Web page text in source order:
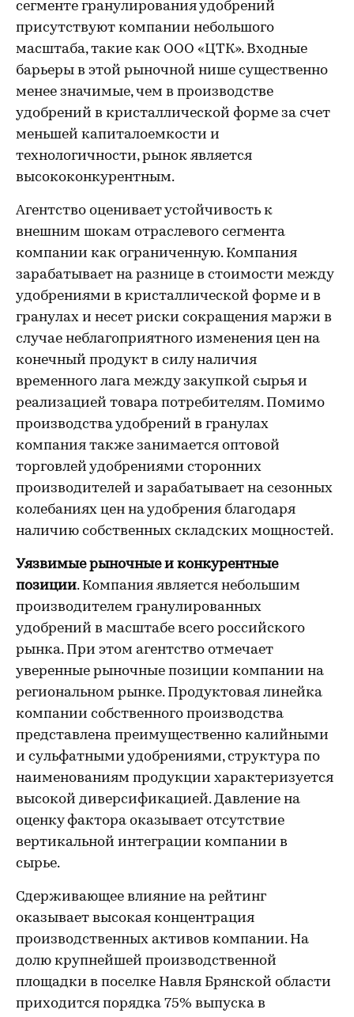
сегменте гранулирования удобрений
присутствуют компании небольшого
масштаба, такие как ООО «ЦТК». Входные
барьеры в этой рыночной нише существенно
менее значимые, чем в производстве
удобрений в кристаллической форме за счет
меньшей капиталоемкости и
технологичности, рынок является
высококонкурентным.
Агентство оценивает устойчивость к
внешним шокам отраслевого сегмента
компании как ограниченную. Компания
зарабатывает на разнице в стоимости между
удобрениями в кристаллической форме и в
гранулах и несет риски сокращения маржи в
случае неблагоприятного изменения цен на
конечный продукт в силу наличия
временного лага между закупкой сырья и
реализацией товара потребителям. Помимо
производства удобрений в гранулах
компания также занимается оптовой
торговлей удобрениями сторонних
производителей и зарабатывает на сезонных
колебаниях цен на удобрения благодаря
наличию собственных складских мощностей.
Уязвимые рыночные и конкурентные
позиции. Компания является небольшим
производителем гранулированных
удобрений в масштабе всего российского
рынка. При этом агентство отмечает
уверенные рыночные позиции компании на
региональном рынке. Продуктовая линейка
компании собственного производства
представлена преимущественно калийными
и сульфатными удобрениями, структура по
наименованиям продукции характеризуется
высокой диверсификацией. Давление на
оценку фактора оказывает отсутствие
вертикальной интеграции компании в
сырье.
Сдерживающее влияние на рейтинг
оказывает высокая концентрация
производственных активов компании. На
долю крупнейшей производственной
площадки в поселке Навля Брянской области
приходится порядка 75% выпуска в